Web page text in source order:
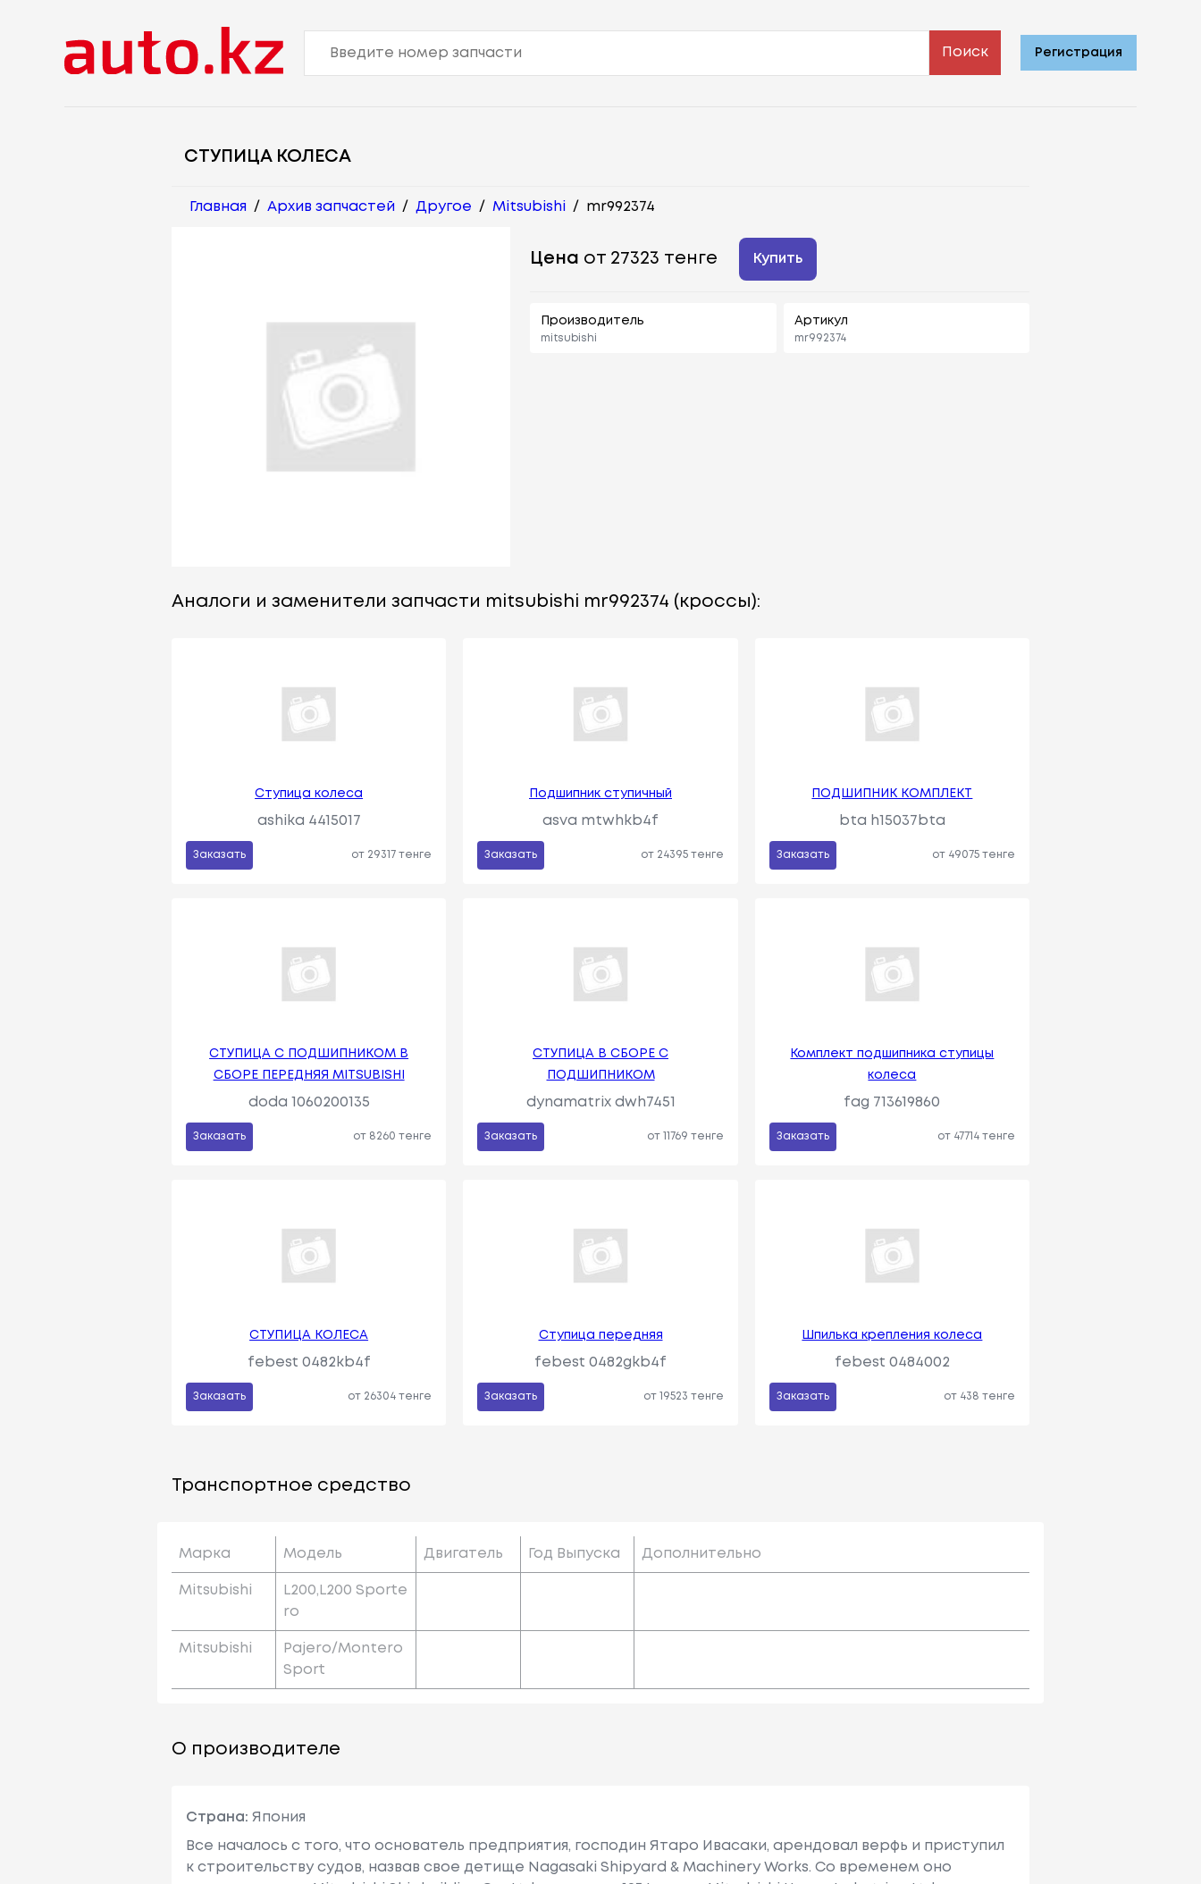
Поиск Регистрация
СТУПИЦА КОЛЕСА
Главная / Архив запчастей / Другое / Mitsubishi / mr992374
Цена от 27323 тенге Купить
Производитель
mitsubishi
Артикул
mr992374
Аналоги и заменители запчасти mitsubishi mr992374 (кроссы):
Ступица колеса
ashika 4415017
Заказать от 29317 тенге
Подшипник ступичный
asva mtwhkb4f
Заказать от 24395 тенге
ПОДШИПНИК КОМПЛЕКТ
bta h15037bta
Заказать от 49075 тенге
СТУПИЦА С ПОДШИПНИКОМ В
СБОРЕ ПЕРЕДНЯЯ MITSUBISHI
doda 1060200135
Заказать от 8260 тенге
СТУПИЦА В СБОРЕ С
ПОДШИПНИКОМ
dynamatrix dwh7451
Заказать от 11769 тенге
Комплект подшипника ступицы
колеса
fag 713619860
Заказать от 47714 тенге
СТУПИЦА КОЛЕСА
febest 0482kb4f
Заказать от 26304 тенге
Ступица передняя
febest 0482gkb4f
Заказать от 19523 тенге
Шпилька крепления колеса
febest 0484002
Заказать от 438 тенге
Транспортное средство
Марка Модель Двигатель Год Выпуска Дополнительно
Mitsubishi
L200,l200 Sporte
Ro
Mitsubishi
Pajero/montero
Sport
О производителе
Страна: Япония
Все началось с того, что основатель предприятия, господин Ятаро Ивасаки, арендовал верфь и приступил
к строительству судов, назвав свое детище Nagasaki Shipyard & Machinery Works. Со временем оно